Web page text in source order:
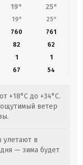
19° 25°
19° 25°
760 761
82 62
1
1
67 54
+18°C до +34°C.
ветер
улетают в
— зима будет